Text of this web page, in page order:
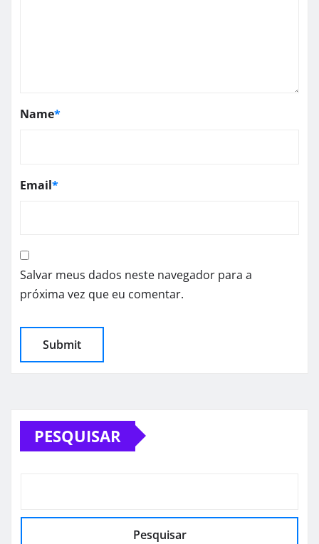
Name*
Email*
Salvar meus dados neste navegador para a
próxima vez que eu comentar.
PESQUISAR
Pesquisar